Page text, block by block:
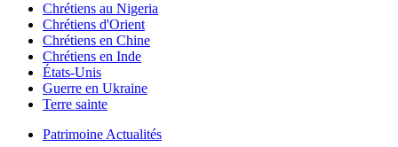
Chrétiens au Nigeria
Chrétiens d'Orient
Chrétiens en Chine
Chrétiens en Inde
États-Unis
Guerre en Ukraine
Terre sainte
Patrimoine Actualités